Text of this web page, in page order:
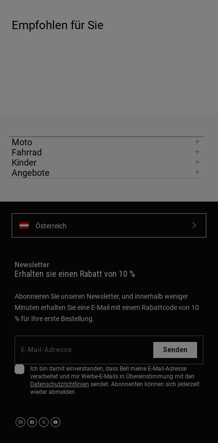
Empfohlen für Sie
Moto
Fahrrad
Kinder
Angebote
Österreich
Newsletter
Erhalten sie einen Rabatt von 10 %
Abonnieren Sie unseren Newsletter, und innerhalb weniger
Minuten erhalten Sie eine E-Mail mit einem Rabattcode von 10
% für Ihre erste Bestellung.
Senden
Ich bin damit einverstanden, dass Bell meine E-Mail-Adresse
verarbeitet und mir Werbe-E-Mails in Übereinstimmung mit den
Datenschutzrichtlinien sendet. Abonnenten können sich jederzeit
wieder abmelden.